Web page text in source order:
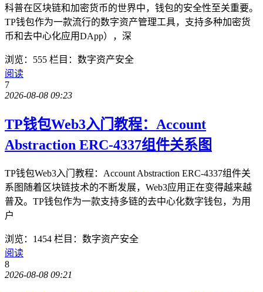
科普在区块链和加密货币的世界中，钱包的安全性至关重要。
TP钱包作为一款流行的数字资产管理工具，支持多种加密货
币和去中心化应用DApp），深
浏览：555 栏目：数字资产安全
阅读
7
2026-08-08 09:23
TP钱包Web3入门教程：Account
Abstraction ERC-4337组件关系图
TP钱包Web3入门教程：Account Abstraction ERC-4337组件关
系图随着区块链技术的不断发展，Web3应用正在变得越来越
普及。TP钱包作为一款支持多链的去中心化数字钱包，为用
户
浏览：1454 栏目：数字资产安全
阅读
8
2026-08-08 09:21